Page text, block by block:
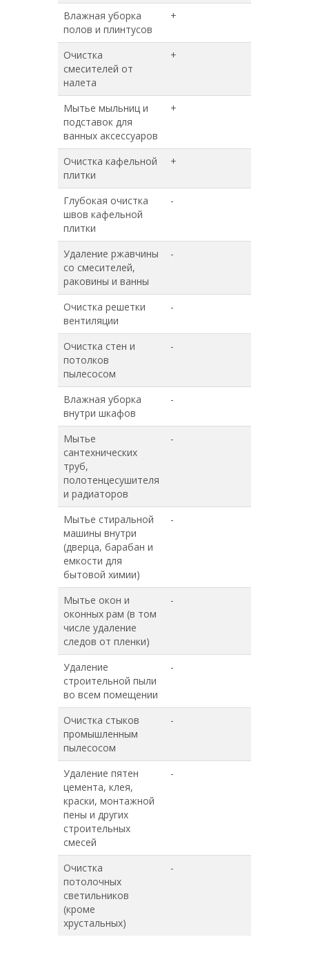
Влажная уборка
полов и плинтусов
+
Очистка
смесителей от
налета
+
Мытье мыльниц и
подставок для
ванных аксессуаров
+
Очистка кафельной
плитки
+
Глубокая очистка
швов кафельной
плитки
-
Удаление ржавчины
со смесителей,
раковины и ванны
-
Очистка решетки
вентиляции
-
Очистка стен и
потолков
пылесосом
-
Влажная уборка
внутри шкафов
-
Мытье
сантехнических
труб,
полотенцесушителя
и радиаторов
-
Мытье стиральной
машины внутри
(дверца, барабан и
емкости для
бытовой химии)
-
Мытье окон и
оконных рам (в том
числе удаление
следов от пленки)
-
Удаление
строительной пыли
во всем помещении
-
Очистка стыков
промышленным
пылесосом
-
Удаление пятен
цемента, клея,
краски, монтажной
пены и других
строительных
смесей
-
Очистка
потолочных
светильников
(кроме
хрустальных)
-